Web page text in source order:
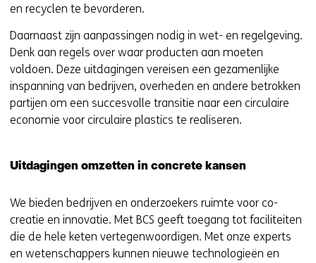
en recyclen te bevorderen.
Daarnaast zijn aanpassingen nodig in wet- en regelgeving.
Denk aan regels over waar producten aan moeten
voldoen. Deze uitdagingen vereisen een gezamenlijke
inspanning van bedrijven, overheden en andere betrokken
partijen om een succesvolle transitie naar een circulaire
economie voor circulaire plastics te realiseren.
Uitdagingen omzetten in concrete kansen
We bieden bedrijven en onderzoekers ruimte voor co-
creatie en innovatie. Met BCS geeft toegang tot faciliteiten
die de hele keten vertegenwoordigen. Met onze experts
en wetenschappers kunnen nieuwe technologieën en